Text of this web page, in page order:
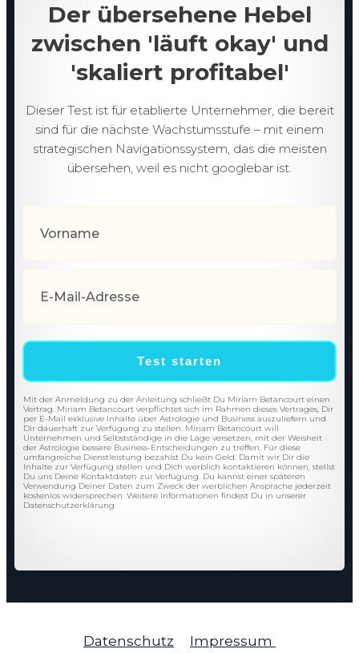
Der übersehene Hebel
zwischen 'läuft okay' und
'skaliert profitabel'
Dieser Test ist für etablierte Unternehmer, die bereit
sind für die nächste Wachstumsstufe – mit einem
strategischen Navigationssystem, das die meisten
übersehen, weil es nicht googlebar ist.
Test starten
Mit der Anmeldung zu der Anleitung schließt Du Miriam Betancourt einen
Vertrag. Miriam Betancourt verpflichtet sich im Rahmen dieses Vertrages, Dir
per E-Mail exklusive Inhalte über Astrologie und Business auszuliefern und
Dir dauerhaft zur Verfügung zu stellen. Miriam Betancourt will
Unternehmen und Selbstständige in die Lage versetzen, mit der Weisheit
der Astrologie bessere Business-Entscheidungen zu treffen. Für diese
umfangreiche Dienstleistung bezahlst Du kein Geld. Damit wir Dir die
Inhalte zur Verfügung stellen und Dich werblich kontaktieren können, stellst
Du uns Deine Kontaktdaten zur Verfügung. Du kannst einer späteren
Verwendung Deiner Daten zum Zweck der werblichen Ansprache jederzeit
kostenlos widersprechen. Weitere Informationen findest Du in unserer
Datenschutzerklärung
Datenschutz Impressum